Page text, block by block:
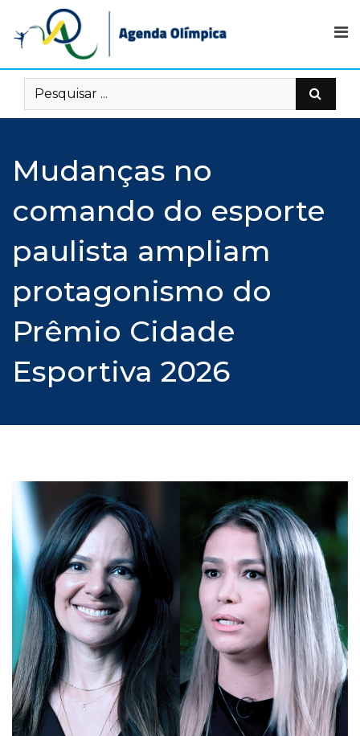
content
Mudanças no
comando do esporte
paulista ampliam
protagonismo do
Prêmio Cidade
Esportiva 2026